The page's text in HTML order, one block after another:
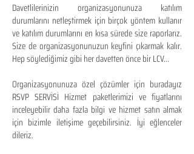
Davetlilerinizin organizasyonunuza katılım
durumlarını netleştirmek için birçok yöntem kullanır
ve katılım durumlarını en kısa sürede size raporlarız.
Size de organizasyonunuzun keyfini çıkarmak kalır.
Hep söylediğimiz gibi her davetten önce bir LCV...
Organizasyonunuza özel çözümler için buradayız
RSVP SERVİSİ Hizmet paketlerimizi ve fiyatlarını
inceleyebilir daha fazla bilgi ve hizmet satın almak
için bizimle iletişime geçebilirsiniz. İyi eğlenceler
dileriz.